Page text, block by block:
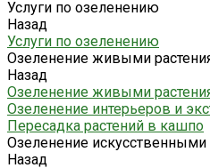
Услуги по озеленению
Назад
Услуги по озеленению
Озеленение живыми
Назад
Озеленение живыми
Озеленение интерьеров и
Пересадка растений в кашпо
Озеленение искусственными
Назад